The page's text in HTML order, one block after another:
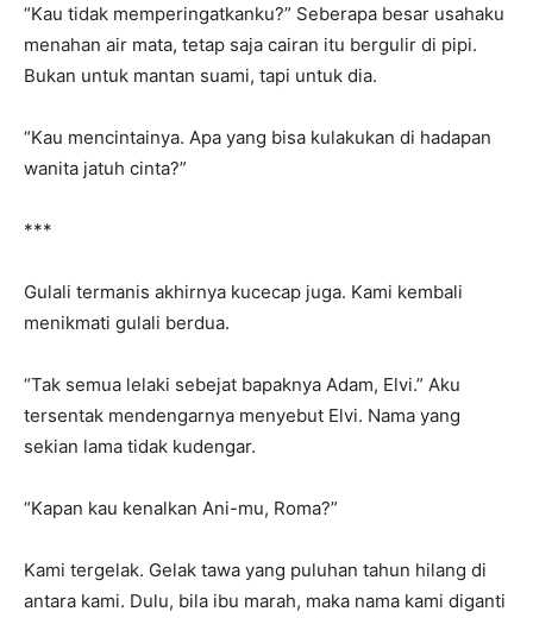
“Kau tidak memperingatkanku?” Seberapa besar usahaku
menahan air mata, tetap saja cairan itu bergulir di pipi.
Bukan untuk mantan suami, tapi untuk dia.
“Kau mencintainya. Apa yang bisa kulakukan di hadapan
wanita jatuh cinta?”
***
Gulali termanis akhirnya kucecap juga. Kami kembali
menikmati gulali berdua.
“Tak semua lelaki sebejat bapaknya Adam, Elvi.” Aku
tersentak mendengarnya menyebut Elvi. Nama yang
sekian lama tidak kudengar.
“Kapan kau kenalkan Ani-mu, Roma?”
Kami tergelak. Gelak tawa yang puluhan tahun hilang di
antara kami. Dulu, bila ibu marah, maka nama kami diganti